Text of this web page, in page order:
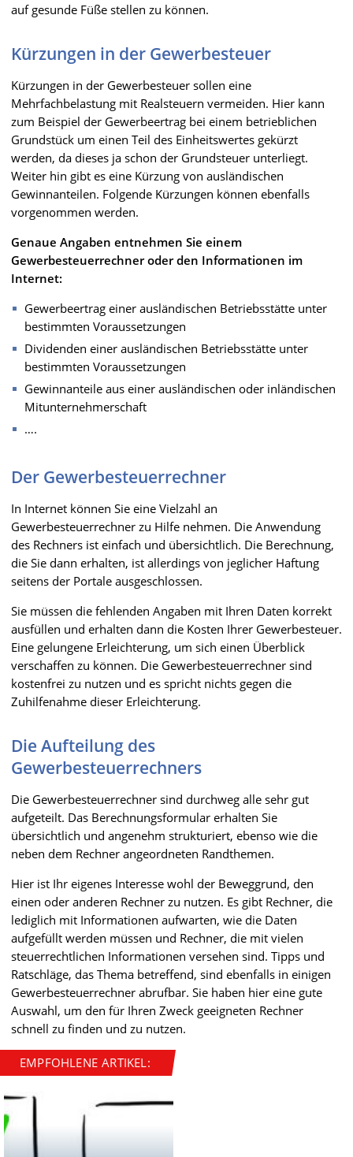
auf gesunde Füße stellen zu können.
Kürzungen in der Gewerbesteuer
Kürzungen in der Gewerbesteuer sollen eine
Mehrfachbelastung mit Realsteuern vermeiden. Hier kann
zum Beispiel der Gewerbeertrag bei einem betrieblichen
Grundstück um einen Teil des Einheitswertes gekürzt
werden, da dieses ja schon der Grundsteuer unterliegt.
Weiter hin gibt es eine Kürzung von ausländischen
Gewinnanteilen. Folgende Kürzungen können ebenfalls
vorgenommen werden.
Genaue Angaben entnehmen Sie einem
Gewerbesteuerrechner oder den Informationen im
Internet:
Gewerbeertrag einer ausländischen Betriebsstätte unter
bestimmten Voraussetzungen
Dividenden einer ausländischen Betriebsstätte unter
bestimmten Voraussetzungen
Gewinnanteile aus einer ausländischen oder inländischen
Mitunternehmerschaft
….
Der Gewerbesteuerrechner
In Internet können Sie eine Vielzahl an
Gewerbesteuerrechner zu Hilfe nehmen. Die Anwendung
des Rechners ist einfach und übersichtlich. Die Berechnung,
die Sie dann erhalten, ist allerdings von jeglicher Haftung
seitens der Portale ausgeschlossen.
Sie müssen die fehlenden Angaben mit Ihren Daten korrekt
ausfüllen und erhalten dann die Kosten Ihrer Gewerbesteuer.
Eine gelungene Erleichterung, um sich einen Überblick
verschaffen zu können. Die Gewerbesteuerrechner sind
kostenfrei zu nutzen und es spricht nichts gegen die
Zuhilfenahme dieser Erleichterung.
Die Aufteilung des
Gewerbesteuerrechners
Die Gewerbesteuerrechner sind durchweg alle sehr gut
aufgeteilt. Das Berechnungsformular erhalten Sie
übersichtlich und angenehm strukturiert, ebenso wie die
neben dem Rechner angeordneten Randthemen.
Hier ist Ihr eigenes Interesse wohl der Beweggrund, den
einen oder anderen Rechner zu nutzen. Es gibt Rechner, die
lediglich mit Informationen aufwarten, wie die Daten
aufgefüllt werden müssen und Rechner, die mit vielen
steuerrechtlichen Informationen versehen sind. Tipps und
Ratschläge, das Thema betreffend, sind ebenfalls in einigen
Gewerbesteuerrechner abrufbar. Sie haben hier eine gute
Auswahl, um den für Ihren Zweck geeigneten Rechner
schnell zu finden und zu nutzen.
EMPFOHLENE ARTIKEL: